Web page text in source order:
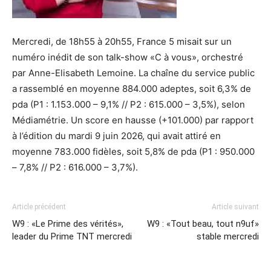
Mercredi, de 18h55 à 20h55, France 5 misait sur un
numéro inédit de son talk-show «C à vous», orchestré
par Anne-Elisabeth Lemoine. La chaîne du service public
a rassemblé en moyenne 884.000 adeptes, soit 6,3% de
pda (P1 : 1.153.000 – 9,1% // P2 : 615.000 – 3,5%), selon
Médiamétrie. Un score en hausse (+101.000) par rapport
à l’édition du mardi 9 juin 2026, qui avait attiré en
moyenne 783.000 fidèles, soit 5,8% de pda (P1 : 950.000
– 7,8% // P2 : 616.000 – 3,7%).
Article précédent
W9 : «Le Prime des vérités»,
leader du Prime TNT mercredi
Article suivant
W9 : «Tout beau, tout n9uf»
stable mercredi